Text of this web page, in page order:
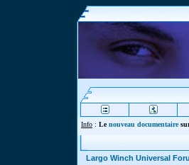
Info : Lenouveau documentaire
Largo Winch Universal